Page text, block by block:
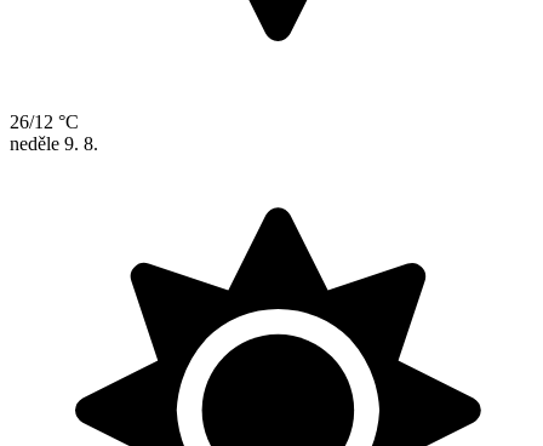
26/12 °C
neděle 9. 8.